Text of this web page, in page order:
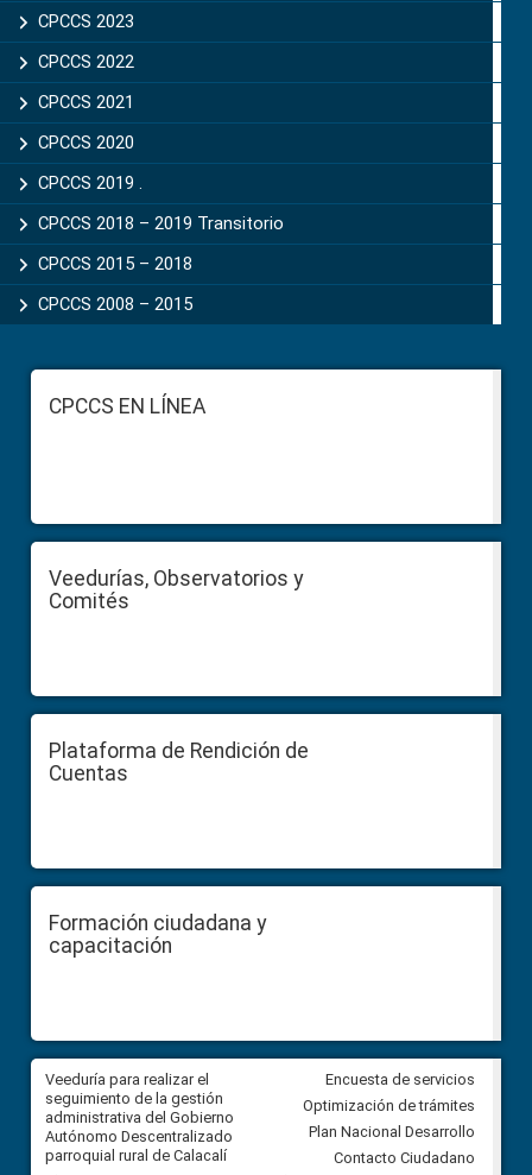
CPCCS 2023
CPCCS 2022
CPCCS 2021
CPCCS 2020
CPCCS 2019 .
CPCCS 2018 – 2019 Transitorio
CPCCS 2015 – 2018
CPCCS 2008 – 2015
FooterCPCCS EN LÍNEA
Veedurías, Observatorios y
Comités
Plataforma de Rendición de
Cuentas
Formación ciudadana y
capacitación
Veeduría para realizar el
seguimiento de la gestión
administrativa del Gobierno
Autónomo Descentralizado
parroquial rural de Calacalí
Veeduría para vigilar los
derivados de la Audiencia
comunidad Urbina, parroquia
Carolina
Encuesta de servicios
Optimización de trámites
Plan Nacional Desarrollo
Contacto Ciudadano